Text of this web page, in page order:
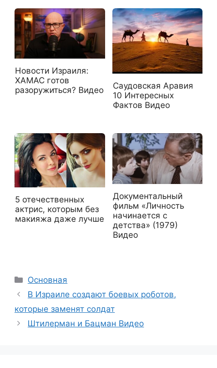
Новости Израиля:
ХАМАС готов
разоружиться? Видео
Саудовская Аравия
10 Интересных
Фактов Видео
5 отечественных
актрис, которым без
макияжа даже лучше
Документальный
фильм «Личность
начинается с
детства» (1979)
Видео
Рубрики
Основная
В Израиле создают боевых роботов,
которые заменят солдат
Штилерман и Бацман Видео